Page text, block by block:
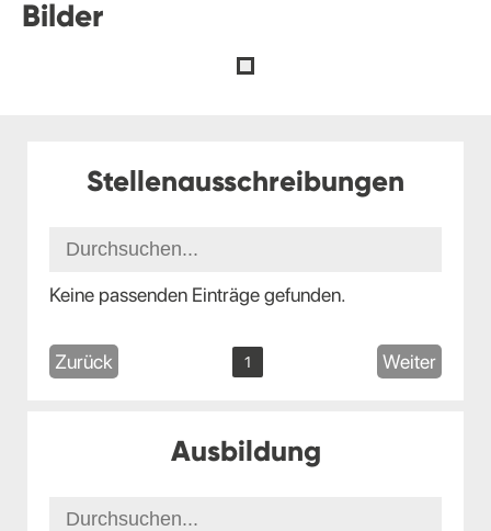
Bilder
Stellenausschreibungen
Keine passenden Einträge gefunden.
Zurück 1 Weiter
Ausbildung